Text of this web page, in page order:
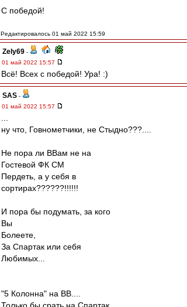
С победой!
Редактировалось 01 май 2022 15:59
Zely69 -
01 май 2022 15:57
Всё! Всех с победой! Ура! :)
SAS -
01 май 2022 15:57
ну что, Говнометчики, не Стыдно???....
Не пора ли ВВам не на
Гостевой ФК СМ
Пердеть, а у себя в
сортирах??????!!!!!!
И пора бы подумать, за кого
Вы
Болеете,
За Спартак или себя
Любимых...
"5 Колонна" на ВВ....